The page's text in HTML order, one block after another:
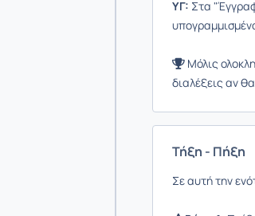
ΥΓ: Στα
Μόλις
διαλέξεις αν
Τήξη - Πήξη
Σε αυτή την